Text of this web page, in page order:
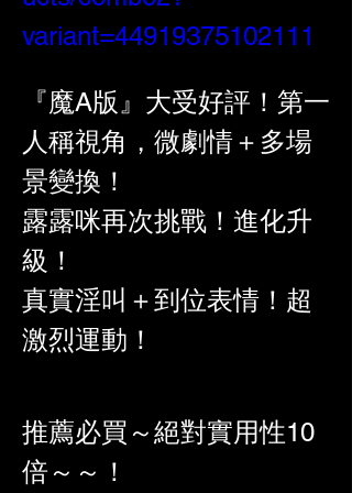
variant=44919375102111
『魔A版』大受好評！第一
人稱視角，微劇情＋多場
景變換！
露露咪再次挑戰！進化升
級！
真實淫叫＋到位表情！超
激烈運動！
推薦必買～絕對實用性10
倍～～！